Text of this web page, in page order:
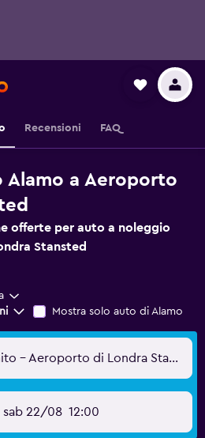
Recensioni FAQ
Alamo a Aeroporto
offerte per auto a noleggio
Stansted
Mostra solo auto di Alamo
Londra, Regno Unito - Aeroporto di Londra Stansted (STN)
sab 22/08 12:00